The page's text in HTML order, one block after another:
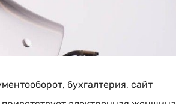
бухгалтерия, сайт